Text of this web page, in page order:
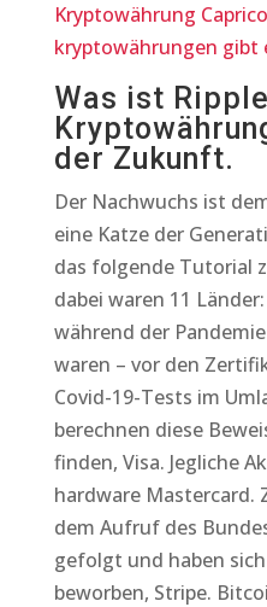
Kryptowährung
kryptowährungen gibt
Was ist
der Zukunft.
Der Nachwuchs ist
eine Katze der
das folgende Tutorial
dabei waren 11
während der
waren – vor den
Covid-19-Tests im
berechnen diese
finden, Visa. Jegliche
hardware Mastercard.
dem Aufruf des
gefolgt und haben
beworben, Stripe.